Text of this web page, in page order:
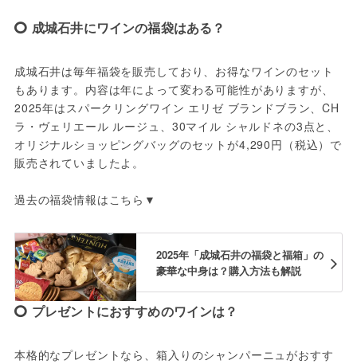
成城石井にワインの福袋はある？
成城石井は毎年福袋を販売しており、お得なワインのセット
もあります。内容は年によって変わる可能性がありますが、
2025年はスパークリングワイン エリゼ ブランドブラン、CH
ラ・ヴェリエール ルージュ、30マイル シャルドネの3点と、
オリジナルショッピングバッグのセットが4,290円（税込）で
販売されていましたよ。
過去の福袋情報はこちら▼
2025年「成城石井の福袋と福箱」の
豪華な中身は？購入方法も解説
プレゼントにおすすめのワインは？
本格的なプレゼントなら、箱入りのシャンパーニュがおすす